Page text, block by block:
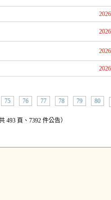
75 76 77 78 79 80
493 頁、7392 件公告）